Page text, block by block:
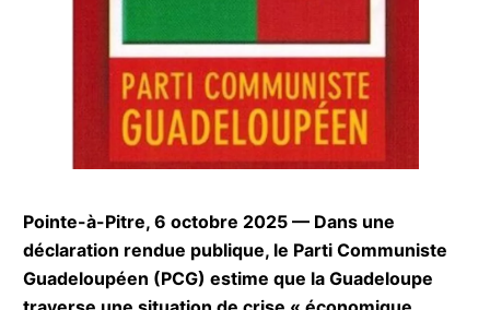
Pointe-à-Pitre, 6 octobre 2025 — Dans une
déclaration rendue publique, le Parti Communiste
Guadeloupéen (PCG) estime que la Guadeloupe
traverse une situation de crise « économique,